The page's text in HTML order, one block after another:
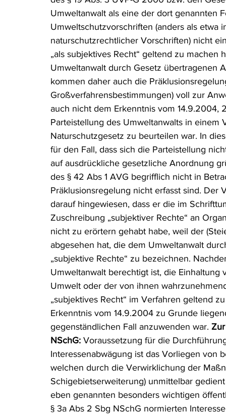
Umweltanwalt als eine der dort genannten
Umweltschutzvorschriften (anders als
naturschutzrechtlicher Vorschriften) nicht
„als subjektives Recht“ geltend zu
Umweltanwalt durch Gesetz übertragenen
kommen daher auch die
Großverfahrensbestimmungen) voll zur
auch nicht dem Erkenntnis vom
Parteistellung des Umweltanwalts in
Naturschutzgesetz zu beurteilen war. In
für den Fall, dass sich die Parteistellung
auf ausdrückliche gesetzliche Anordnung
des § 42 Abs 1 AVG begrifflich nicht in
Präklusionsregelung nicht erfasst sind.
darauf hingewiesen, dass er die im
Zuschreibung „subjektiver Rechte“ an
nicht zu erörtern gehabt habe, weil der
abgesehen hat, die dem Umweltanwalt
„subjektive Rechte“ zu bezeichnen.
Umweltanwalt berechtigt ist, die
Umwelt oder der von ihnen
„subjektives Recht“ im Verfahren geltend
Erkenntnis vom 14.9.2004 zu Grunde
gegenständlichen Fall anzuwenden war.
NSchG: Voraussetzung für die
Interessenabwägung ist das Vorliegen von
welchen durch die Verwirklichung der
Schigebietserweiterung) unmittelbar
eben genannten besonders wichtigen
§ 3a Abs 2 Sbg NSchG normierten